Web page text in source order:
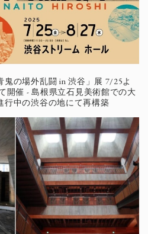
の場外乱闘 in 渋谷」展 7/25よ
開催 - 島根県立石見美術館での大
行中の渋谷の地にて再構築